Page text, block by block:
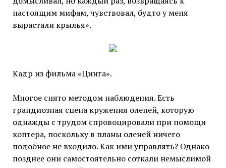
настоящим мифам, чувствовал, будто у меня
вырастали крылья».
Кадр из фильма «Цинга».
Многое снято методом наблюдения. Есть
грандиозная сцена кружения оленей, которую
однажды с трудом спровоцировали при помощи
коптера, поскольку в планы оленей ничего
подобное не входило. Как ими управлять? Однако
позднее они самостоятельно соткали немыслимой